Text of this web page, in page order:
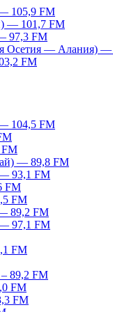
— 105,9 FM
— 101,7 FM
97,3 FM
Осетия — Алания)
FM
104,5 FM
FM
— 89,8 FM
93,1 FM
FM
FM
89,2 FM
— 97,1 FM
FM
89,2 FM
FM
FM